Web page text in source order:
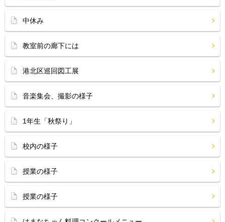
中休み
教室前の廊下には
港北区巡回図工展
音楽集会、撮影の様子
1年生「秋祭り」
校内の様子
授業の様子
授業の様子